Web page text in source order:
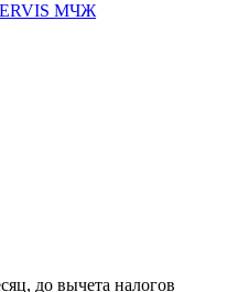
МЧЖ
до вычета налогов